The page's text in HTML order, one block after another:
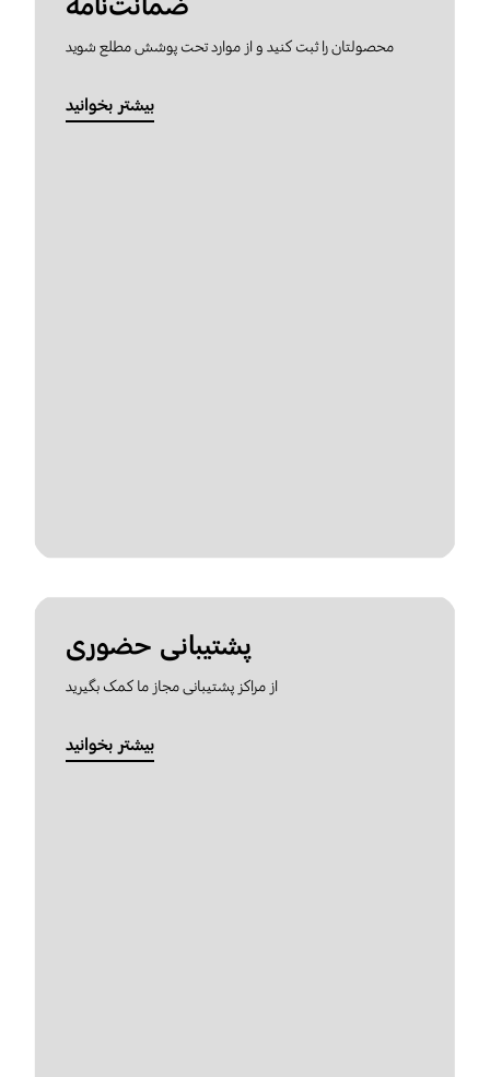
محصولتان را ثبت کنید و از موارد تحت پوشش مطلع شوید
بیشتر بخوانید
پشتیبانی حضوری
از مراکز پشتیبانی مجاز ما کمک بگیرید
بیشتر بخوانید